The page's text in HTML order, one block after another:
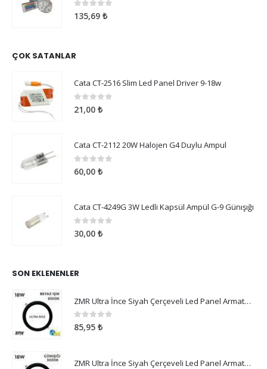
05 üzerinden
135,69 ₺
ÇOK SATANLAR
Cata CT-2516 Slim Led Panel Driver 9-18w
05 üzerinden
21,00 ₺
Cata CT-2112 20W Halojen G4 Duylu Ampul
05 üzerinden
60,00 ₺
Cata CT-4249G 3W Ledli Kapsül Ampül G-9 Günışığı
05 üzerinden
30,00 ₺
SON EKLENENLER
ZMR Ultra İnce Siyah Çerçeveli Led Panel Armatür 18W Beyaz Işık
05 üzerinden
85,95 ₺
ZMR Ultra İnce Siyah Çerçeveli Led Panel Armatür 18W Günışığı